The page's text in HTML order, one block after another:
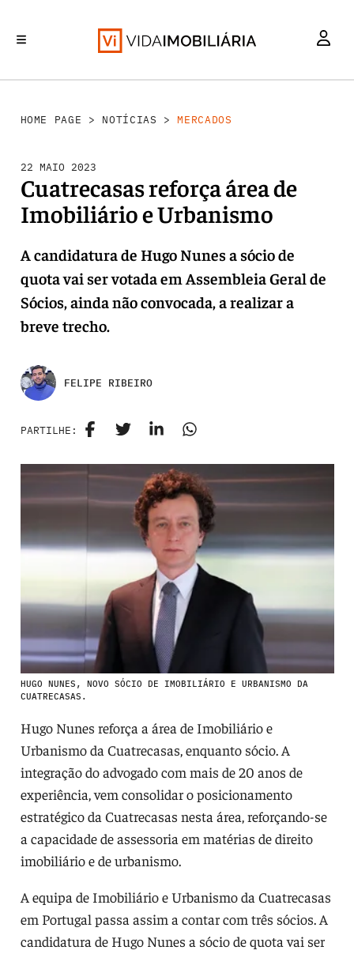
HOME PAGE > NOTÍCIAS >MERCADOS
22 MAIO 2023
Cuatrecasas reforça área de
Imobiliário e Urbanismo
A candidatura de Hugo Nunes a sócio de
quota vai ser votada em Assembleia Geral de
Sócios, ainda não convocada, a realizar a
breve trecho.
FELIPE RIBEIRO
PARTILHE:
HUGO NUNES, NOVO SÓCIO DE IMOBILIÁRIO E URBANISMO DA
CUATRECASAS.
Hugo Nunes reforça a área de Imobiliário e
Urbanismo da Cuatrecasas, enquanto sócio. A
integração do advogado com mais de 20 anos de
experiência, vem consolidar o posicionamento
estratégico da Cuatrecasas nesta área, reforçando-se
a capacidade de assessoria em matérias de direito
imobiliário e de urbanismo.
A equipa de Imobiliário e Urbanismo da Cuatrecasas
em Portugal passa assim a contar com três sócios. A
candidatura de Hugo Nunes a sócio de quota vai ser